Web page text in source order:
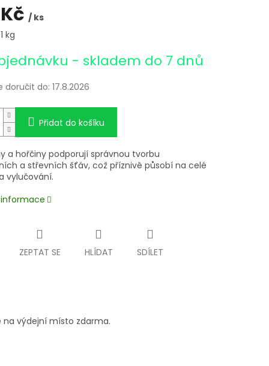
/ ks
kg
- skladem do 7 dnů
doručit do: 17.8.2026
Přidat do košíku
a hořčiny podporují správnou tvorbu
a střevních šťáv, což příznivě působí na celé
vylučování.
ZEPTAT SE HLÍDAT SDÍLET
na výdejní místo zdarma.